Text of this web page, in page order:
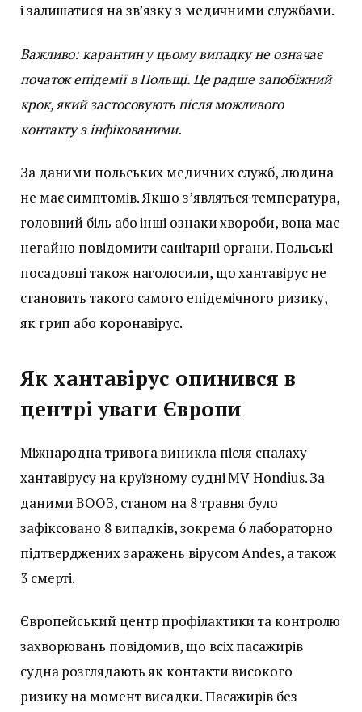
і залишатися на зв’язку з медичними службами.
Важливо: карантин у цьому випадку не означає
початок епідемії в Польщі. Це радше запобіжний
крок, який застосовують після можливого
контакту з інфікованими.
За даними польських медичних служб, людина
не має симптомів. Якщо з’являться температура,
головний біль або інші ознаки хвороби, вона має
негайно повідомити санітарні органи. Польські
посадовці також наголосили, що хантавірус не
становить такого самого епідемічного ризику,
як грип або коронавірус.
Як хантавірус опинився в
центрі уваги Європи
Міжнародна тривога виникла після спалаху
хантавірусу на круїзному судні MV Hondius. За
даними ВООЗ, станом на 8 травня було
зафіксовано 8 випадків, зокрема 6 лабораторно
підтверджених заражень вірусом Andes, а також
3 смерті.
Європейський центр профілактики та контролю
захворювань повідомив, що всіх пасажирів
судна розглядають як контакти високого
ризику на момент висадки. Пасажирів без